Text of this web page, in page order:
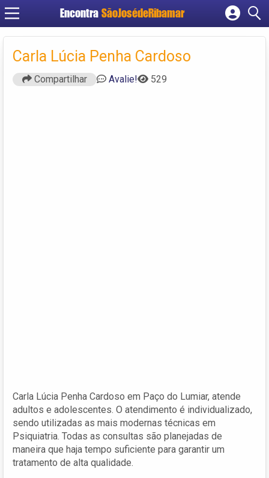
Encontra SãoJosédeRibamar
Cadastrar empresa
Criar conta
Carla Lúcia Penha Cardoso
Compartilhar Avalie! 529
Carla Lúcia Penha Cardoso em Paço do Lumiar, atende
adultos e adolescentes. O atendimento é individualizado,
sendo utilizadas as mais modernas técnicas em
Psiquiatria. Todas as consultas são planejadas de
maneira que haja tempo suficiente para garantir um
tratamento de alta qualidade.